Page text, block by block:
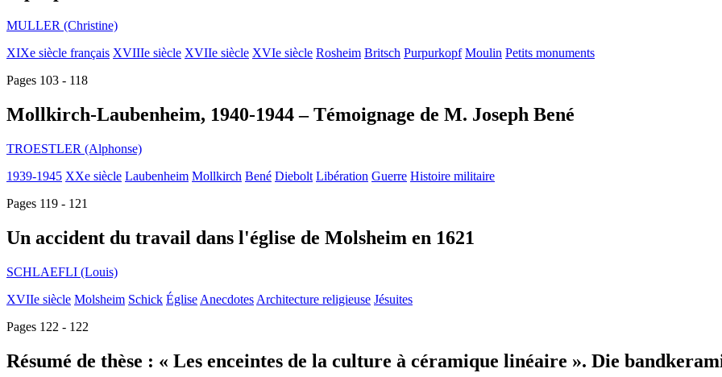
MULLER (Christine)
XIXe siècle français XVIIIe siècle XVIIe siècle XVIe siècle Rosheim Britsch Purpurkopf Moulin Petits monuments
Pages 103 - 118
Mollkirch-Laubenheim, 1940-1944 – Témoignage de M. Joseph Bené
TROESTLER (Alphonse)
1939-1945 XXe siècle Laubenheim Mollkirch Bené Diebolt Libération Guerre Histoire militaire
Pages 119 - 121
Un accident du travail dans l'église de Molsheim en 1621
SCHLAEFLI (Louis)
XVIIe siècle Molsheim Schick Église Anecdotes Architecture religieuse Jésuites
Pages 122 - 122
Résumé de thèse : « Les enceintes de la culture à céramique linéaire ». Die